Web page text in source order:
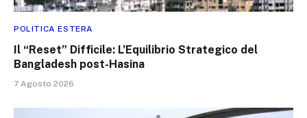
POLITICA ESTERA
Il “Reset” Difficile: L’Equilibrio Strategico del
Bangladesh post-Hasina
7 Agosto 2026